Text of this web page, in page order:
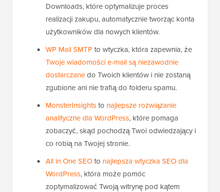
Downloads, które optymalizuje proces
realizacji zakupu, automatycznie tworząc konta
użytkowników dla nowych klientów.
WP Mail SMTPto wtyczka, która zapewnia, że
Twoje wiadomości e-mail są niezawodnie
dostarczanedo Twoich klientów i nie zostaną
zgubione ani nie trafią do folderu spamu.
MonsterInsightsto najlepsze rozwiązanie
analityczne dla WordPress, które pomaga
zobaczyć, skąd pochodzą Twoi odwiedzający i
co robią na Twojej stronie.
All in One SEOto najlepsza wtyczka SEO dla
WordPress, która może pomóc
zoptymalizować Twoją witrynę pod kątem